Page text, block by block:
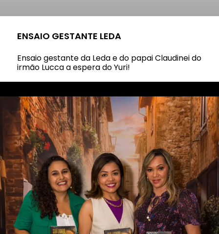
ENSAIO GESTANTE LEDA
Ensaio gestante da Leda e do papai Claudinei do
irmão Lucca a espera do Yuri!